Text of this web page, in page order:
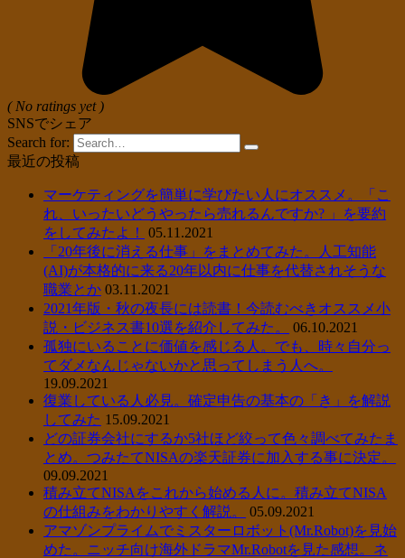
( No ratings yet )
SNSでシェア
Search for:
最近の投稿
マーケティングを簡単に学びたい人にオススメ。「こ
れ、いったいどうやったら売れるんですか? 」を要約
をしてみたよ！
05.11.2021
「20年後に消える仕事」をまとめてみた。人工知能
(AI)が本格的に来る20年以内に仕事を代替されそうな
職業とか 03.11.2021
2021年版・秋の夜長には読書！今読むべきオススメ小
説・ビジネス書10選を紹介してみた。
06.10.2021
孤独にいることに価値を感じる人。でも、時々自分っ
てダメなんじゃないかと思ってしまう人へ。
19.09.2021
復業している人必見。確定申告の基本の「き」を解説
してみた 15.09.2021
どの証券会社にするか5社ほど絞って色々調べてみたま
とめ。つみたてNISAの楽天証券に加入する事に決定。
09.09.2021
積み立てNISAをこれから始める人に。積み立てNISA
の仕組みをわかりやすく解説。
05.09.2021
アマゾンプライムでミスターロボット(Mr.Robot)を見始
めた。ニッチ向け海外ドラマMr.Robotを見た感想。ネ